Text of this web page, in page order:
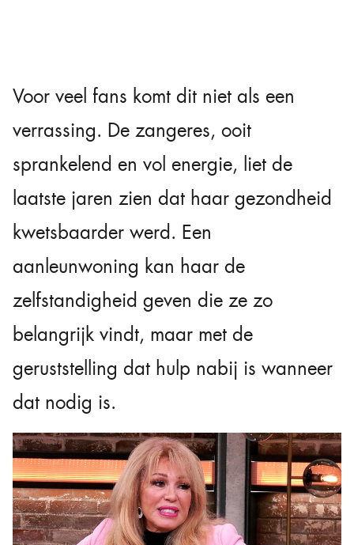
Voor veel fans komt dit niet als een
verrassing. De zangeres, ooit
sprankelend en vol energie, liet de
laatste jaren zien dat haar gezondheid
kwetsbaarder werd. Een
aanleunwoning kan haar de
zelfstandigheid geven die ze zo
belangrijk vindt, maar met de
geruststelling dat hulp nabij is wanneer
dat nodig is.